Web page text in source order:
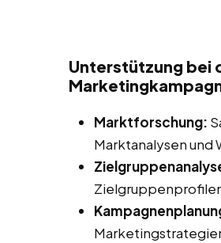
Unterstützung bei
Marktforschung:
Marktanalysen und